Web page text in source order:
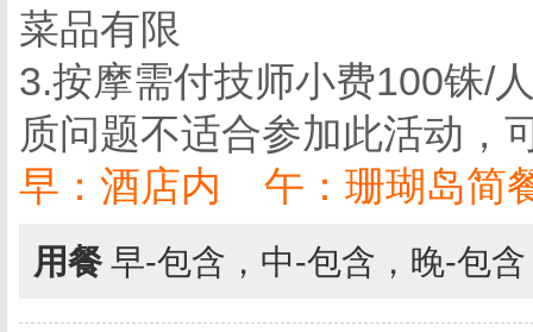
菜品有限
3.按摩需付技师小费100铢/
质问题不适合参加此活动，
早：酒店内 午：珊瑚岛简
用餐 早-包含，中-包含，晚-包